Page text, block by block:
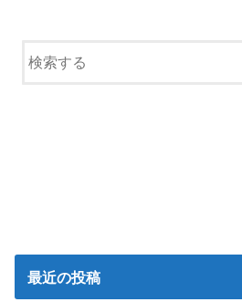
最近の投稿